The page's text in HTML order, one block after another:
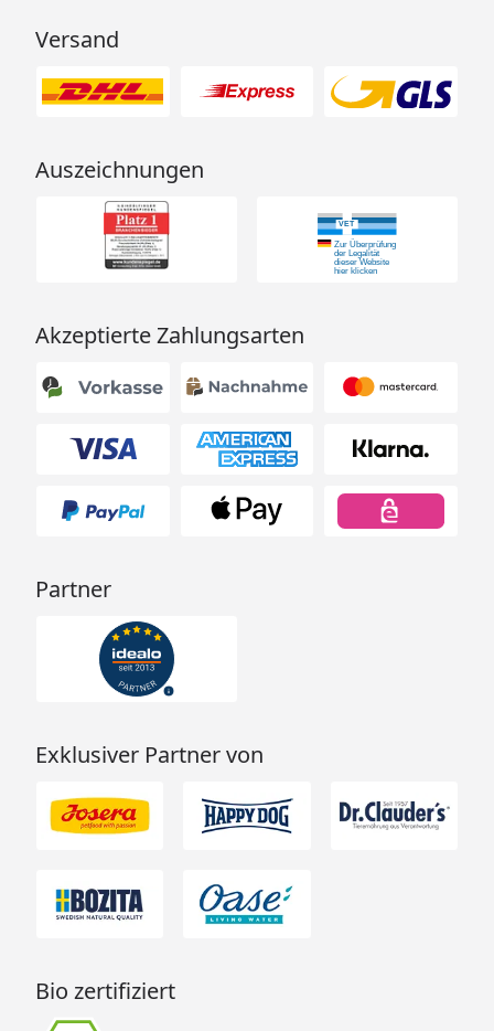
Versand
Auszeichnungen
Akzeptierte Zahlungsarten
Partner
Exklusiver Partner von
Bio zertifiziert